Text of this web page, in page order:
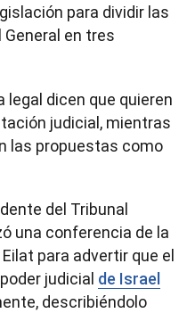
para dividir las
en tres
legal dicen que quieren
judicial, mientras
las propuestas como
del Tribunal
una conferencia de la
para advertir que el
judicial de Israel
describiéndolo